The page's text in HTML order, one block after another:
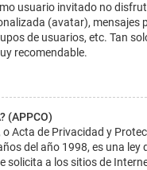
usuario invitado no
(avatar), mensajes
de usuarios, etc. Tan
recomendable.
(APPCO)
o Acta de Privacidad y
del año 1998, es una ley
solicita a los sitios de